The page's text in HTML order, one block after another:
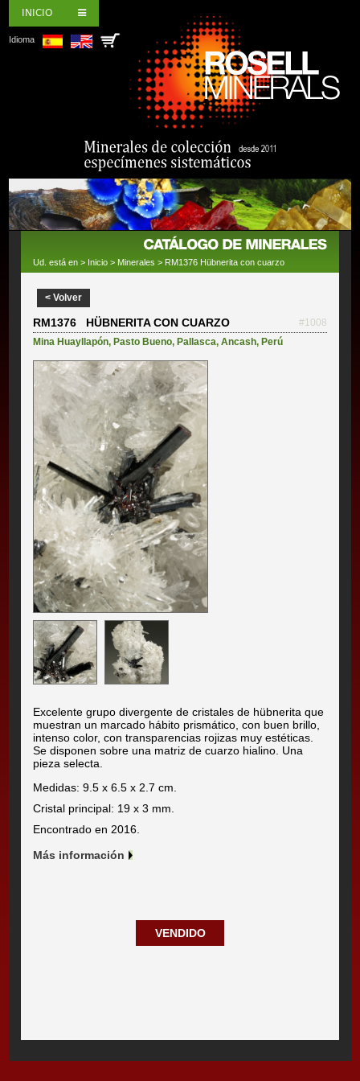
INICIO
Idioma
Ud. está en > Inicio > Minerales > RM1376 Hübnerita con cuarzo
< Volver
RM1376 HÜBNERITA CON CUARZO
#1008
Mina Huayllapón, Pasto Bueno, Pallasca,Ancash, Perú
Excelente grupo divergente de cristales de hübnerita que
muestran un marcado hábito prismático, con buen brillo,
intenso color, con transparencias rojizas muy estéticas.
Se disponen sobre una matriz de cuarzo hialino. Una
pieza selecta.
Medidas: 9.5 x 6.5 x 2.7 cm.
Cristal principal: 19 x 3 mm.
Encontrado en 2016.
Más información
VENDIDO